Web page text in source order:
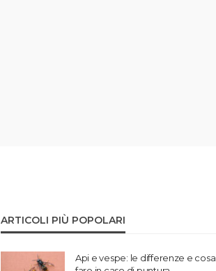
ARTICOLI PIÙ POPOLARI
Api e vespe: le differenze e cosa